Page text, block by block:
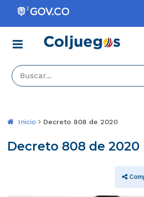
Coljuegos
Menú
Buscar...
Inicio Decreto 808 de 2020
Decreto 808 de 2020